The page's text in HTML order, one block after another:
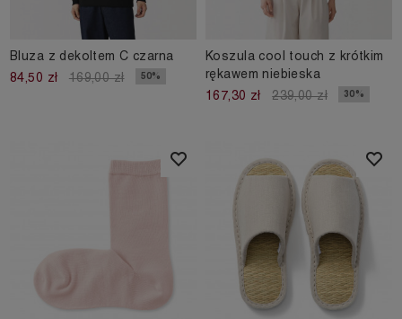
Bluza z dekoltem C czarna
84,50 zł
169,00 zł 50%
Koszula cool touch z krótkim
rękawem niebieska
167,30 zł
239,00 zł 30%